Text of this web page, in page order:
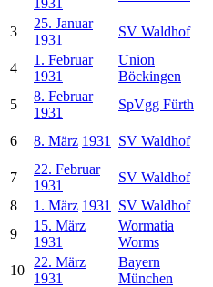
3
25. Januar
1931
SV Waldhof
4
1. Februar
1931
Union
Böckingen
5
8. Februar
1931
SpVgg Fürth
6 8. März 1931 SV Waldhof
7
22. Februar
1931
SV Waldhof
8
1. März 1931 SV Waldhof
9
15. März
1931
Wormatia
Worms
10
22. März
1931
Bayern
München